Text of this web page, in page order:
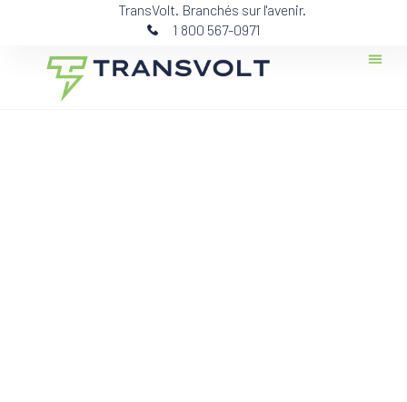
TransVolt. Branchés sur l'avenir.
1 800 567-0971